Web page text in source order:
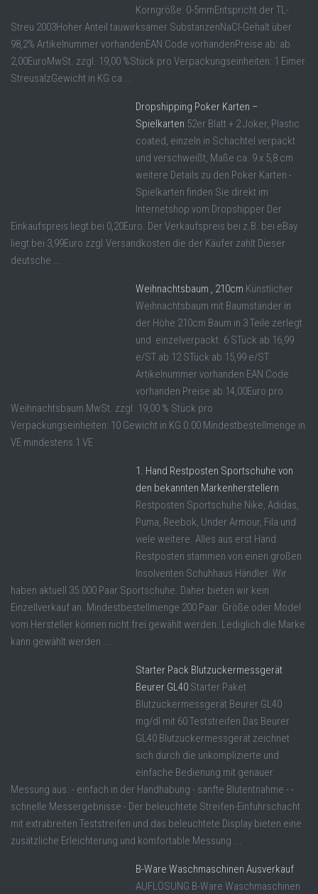
Korngröße: 0-5mmEntspricht der TL-
Streu 2003Hoher Anteil tauwirksamer SubstanzenNaCl-Gehalt über
98,2% Artikelnummer vorhandenEAN Code vorhandenPreise ab: ab
2,00EuroMwSt. zzgl. 19,00 %Stück pro Verpackungseinheiten: 1 Eimer
StreusalzGewicht in KG ca ...
Dropshipping Poker Karten –
Spielkarten 52er Blatt + 2 Joker, Plastic
coated, einzeln in Schachtel verpackt
und verschweißt, Maße ca. 9 x 5,8 cm
weitere Details zu den Poker Karten -
Spielkarten finden Sie direkt im
Internetshop vom Dropshipper Der
Einkaufspreis liegt bei 0,20Euro. Der Verkaufspreis bei z.B. bei eBay
liegt bei 3,99Euro zzgl.Versandkosten die der Käufer zahlt Dieser
deutsche ...
Weihnachtsbaum , 210cm Künstlicher
Weihnachtsbaum mit Baumständer in
der Höhe 210cm Baum in 3 Teile zerlegt
und einzelverpackt. 6 STück ab 16,99
e/ST ab 12 STück ab 15,99 e/ST
Artikelnummer vorhanden EAN Code
vorhanden Preise ab:14,00Euro pro
Weihnachtsbaum MwSt. zzgl. 19,00 % Stück pro
Verpackungseinheiten: 10 Gewicht in KG 0.00 Mindestbestellmenge in
VE mindestens 1 VE
1. Hand Restposten Sportschuhe von
den bekannten Markenherstellern
Restposten Sportschuhe Nike, Adidas,
Puma, Reebok, Under Armour, Fila und
viele weitere. Alles aus erst Hand.
Restposten stammen von einen großen
Insolventen Schuhhaus Händler. Wir
haben aktuell 35.000 Paar Sportschuhe. Daher bieten wir kein
Einzellverkauf an. Mindestbestellmenge 200 Paar. Größe oder Model
vom Hersteller können nicht frei gewählt werden. Lediglich die Marke
kann gewählt werden ...
Starter Pack Blutzuckermessgerät
Beurer GL40 Starter Paket
Blutzuckermessgerät Beurer GL40
mg/dl mit 60 Teststreifen Das Beurer
GL40 Blutzuckermessgerät zeichnet
sich durch die unkomplizierte und
einfache Bedienung mit genauer
Messung aus. - einfach in der Handhabung - sanfte Blutentnahme - -
schnelle Messergebnisse - Der beleuchtete Streifen-Einfuhrschacht
mit extrabreiten Teststreifen und das beleuchtete Display bieten eine
zusätzliche Erleichterung und komfortable Messung ...
B-Ware Waschmaschinen Ausverkauf
AUFLÖSUNG B-Ware Waschmaschinen